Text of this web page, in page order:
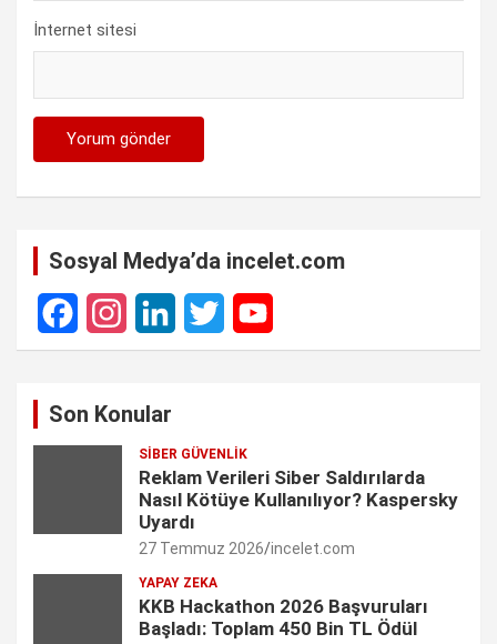
İnternet sitesi
Sosyal Medya’da incelet.com
F
I
L
k
e
d
n
T
t
t
e
r
Y
T
u
b
C
Son Konular
SIBER GÜVENLIK
Reklam Verileri Siber Saldırılarda
Nasıl Kötüye Kullanılıyor? Kaspersky
Uyardı
27 Temmuz 2026 incelet.com
YAPAY ZEKA
KKB Hackathon 2026 Başvuruları
Başladı: Toplam 450 Bin TL Ödül